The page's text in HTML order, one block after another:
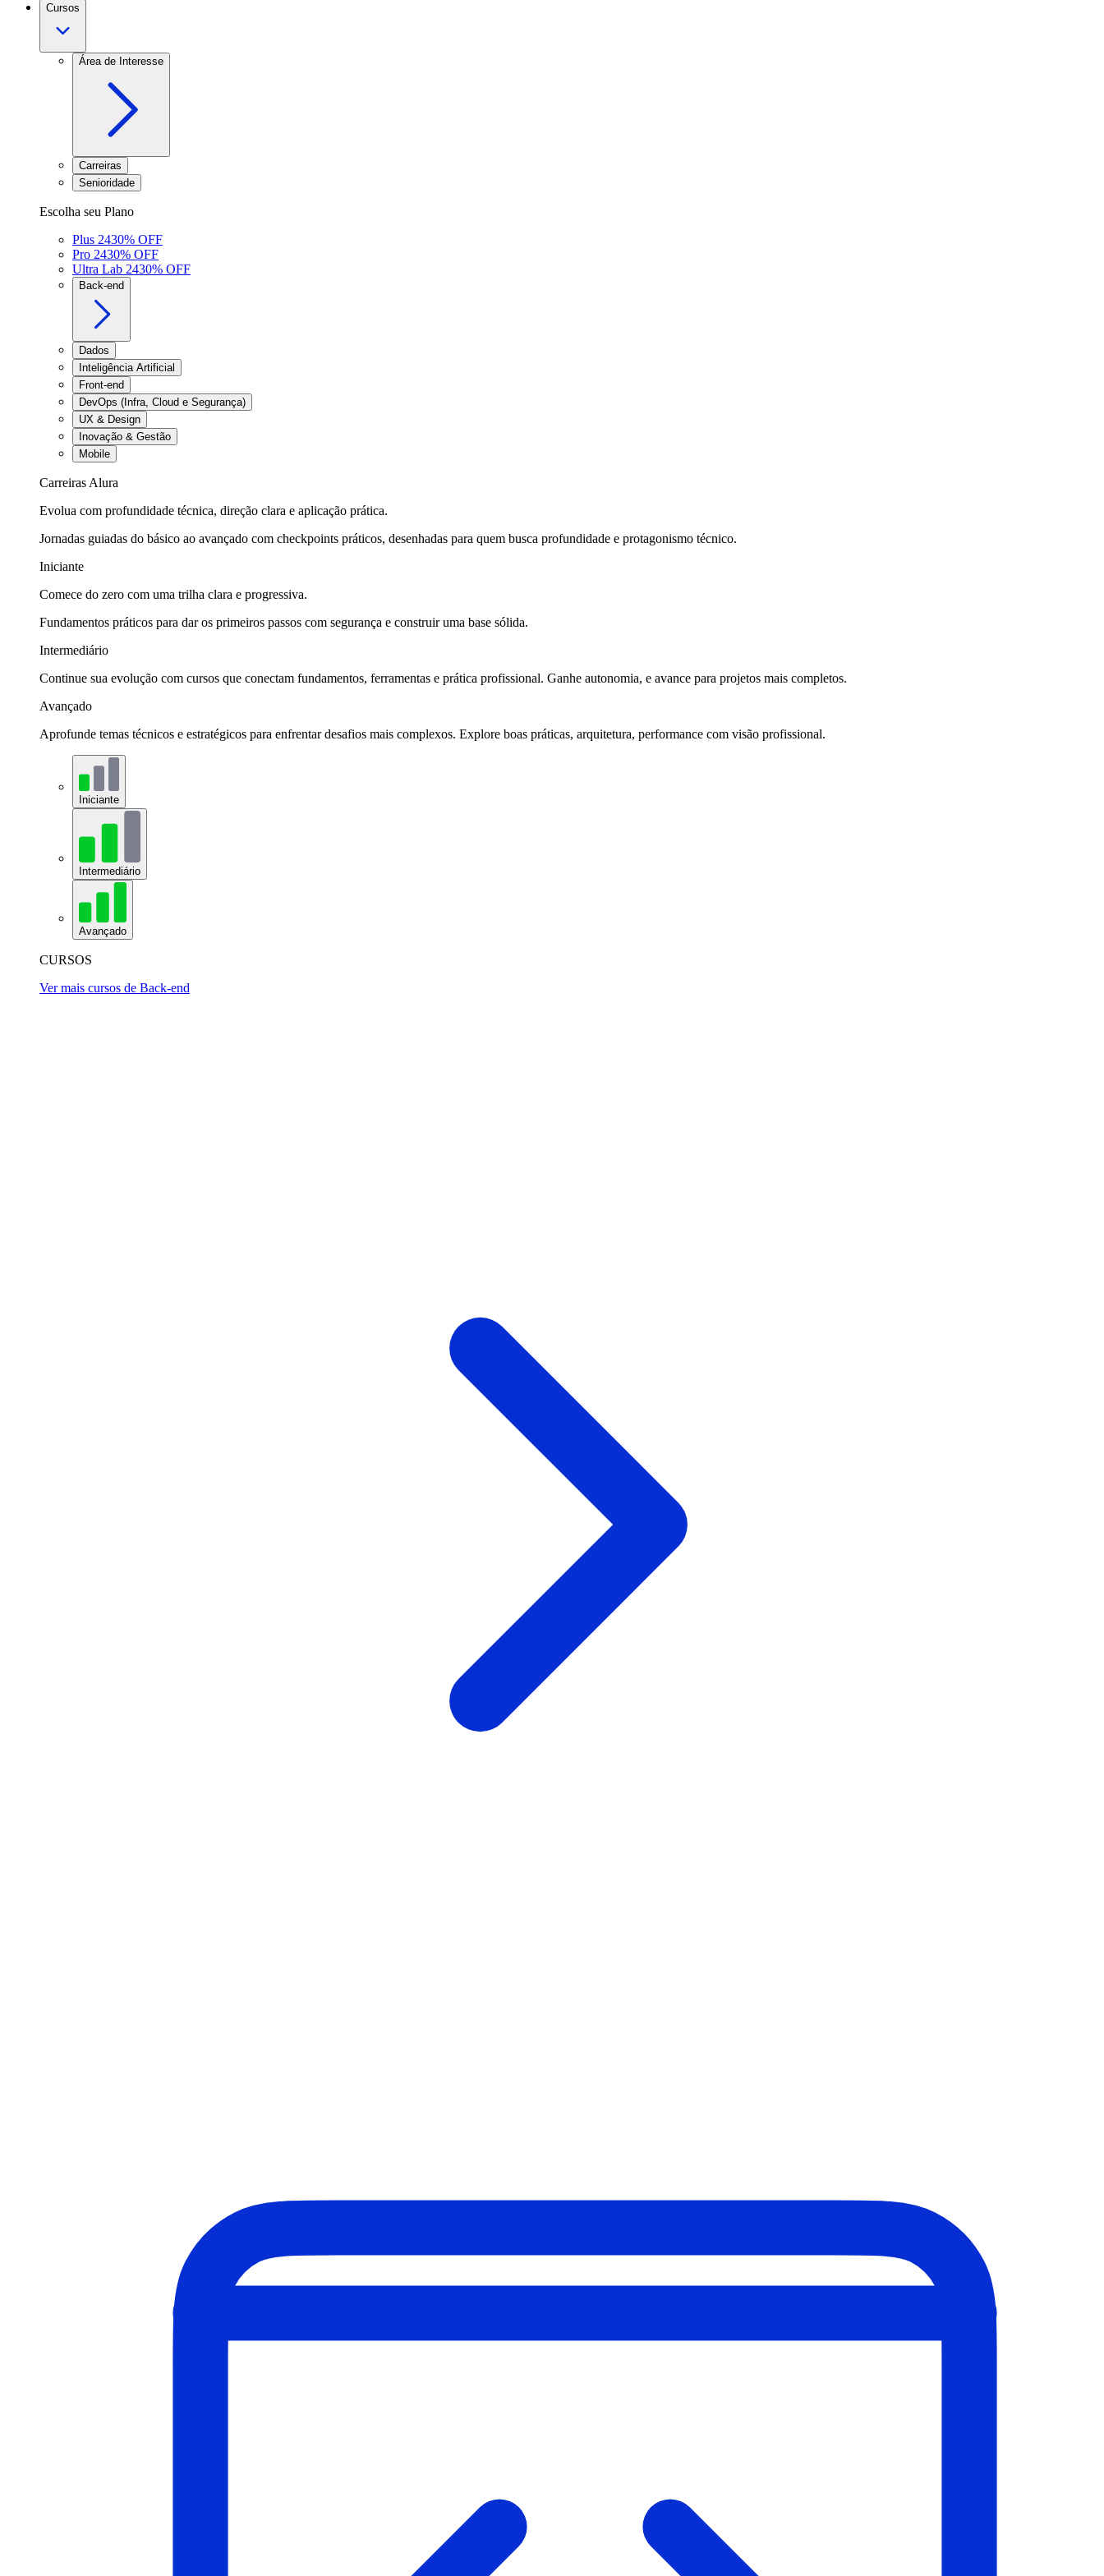
Cursos
Área de Interesse
Carreiras
Senioridade
Escolha seu Plano
Plus 2430% OFF
Pro 2430% OFF
Ultra Lab 2430% OFF
Back-end
Dados
Inteligência Artificial
Front-end
DevOps (Infra, Cloud e Segurança)
UX & Design
Inovação & Gestão
Mobile
Carreiras Alura
Evolua com profundidade técnica, direção clara e aplicação prática.
Jornadas guiadas do básico ao avançado com checkpoints práticos, desenhadas para quem busca profundidade e protagonismo técnico.
Iniciante
Comece do zero com uma trilha clara e progressiva.
Fundamentos práticos para dar os primeiros passos com segurança e construir uma base sólida.
Intermediário
Continue sua evolução com cursos que conectam fundamentos, ferramentas e prática profissional. Ganhe autonomia, e avance para projetos mais completos.
Avançado
Aprofunde temas técnicos e estratégicos para enfrentar desafios mais complexos. Explore boas práticas, arquitetura, performance com visão profissional.
Iniciante
Intermediário
Avançado
CURSOS
Ver mais cursos de Back-end